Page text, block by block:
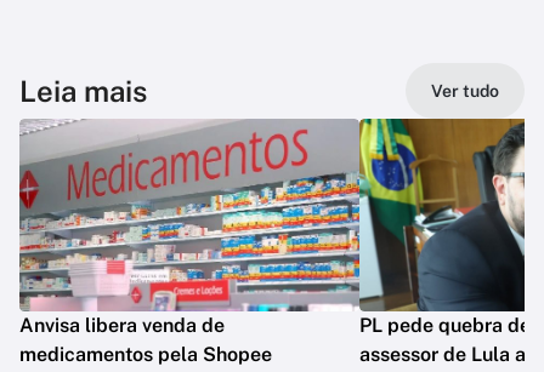
Leia mais Ver tudo
Anvisa libera venda de
medicamentos pela Shopee
PL pede quebra de
assessor de Lula ao